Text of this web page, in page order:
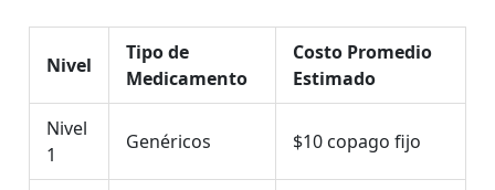
Nivel
Tipo de
Medicamento
Costo Promedio
Estimado
Nivel
1
Genéricos $10 copago fijo